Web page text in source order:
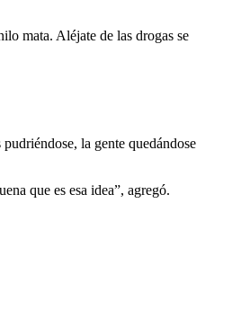
mata. Aléjate de las drogas se
la gente quedándose
que es esa idea”, agregó.